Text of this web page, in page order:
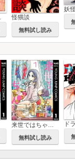
怪猥談
無料試し読み
来世ではちゃんとします
無料試し読み
ド